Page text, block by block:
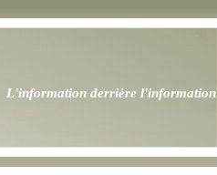
L'information derrière l'information